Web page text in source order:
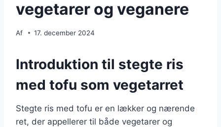
vegetarer og veganere
Af 17. december 2024
Introduktion til stegte ris
med tofu som vegetarret
Stegte ris med tofu er en lækker og nærende
ret, der appellerer til både vegetarer og